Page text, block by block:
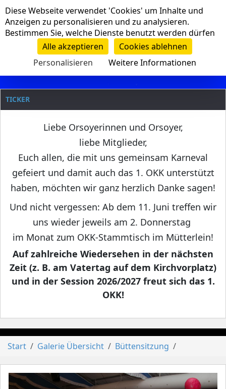
Navigation
Clanname
TICKER
Liebe Orsoyerinnen und Orsoyer,
liebe Mitglieder,
Euch allen, die mit uns gemeinsam Karneval
gefeiert und damit auch das 1. OKK unterstützt
haben, möchten wir ganz herzlich Danke sagen!
Und nicht vergessen: Ab dem 11. Juni treffen wir
uns wieder jeweils am 2. Donnerstag
im Monat zum OKK-Stammtisch im Mütterlein!
Auf zahlreiche Wiedersehen in der nächsten
Zeit (z. B. am Vatertag auf dem Kirchvorplatz)
und in der Session 2026/2027 freut sich das 1.
OKK!
Start Galerie Übersicht Büttensitzung
Cookie-Einstellungen
Diese Webseite verwendet 'Cookies' um Inhalte und
Anzeigen zu personalisieren und zu analysieren.
Bestimmen Sie, welche Dienste benutzt werden dürfen
Alle akzeptieren
Cookies ablehnen
Personalisieren
Weitere Informationen